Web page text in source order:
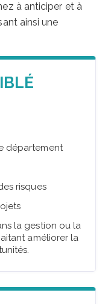
à anticiper et à
ainsi une
département
risques
la gestion ou la
améliorer la